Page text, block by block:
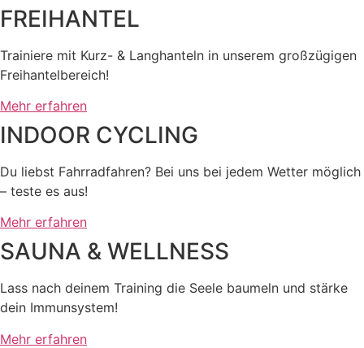
FREIHANTEL
Trainiere mit Kurz- & Langhanteln in unserem großzügigen
Freihantelbereich!
Mehr erfahren
INDOOR CYCLING
Du liebst Fahrradfahren? Bei uns bei jedem Wetter möglich
– teste es aus!
Mehr erfahren
SAUNA & WELLNESS
Lass nach deinem Training die Seele baumeln und stärke
dein Immunsystem!
Mehr erfahren